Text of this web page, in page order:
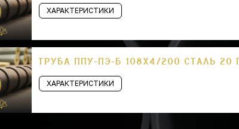
ХАРАКТЕРИСТИКИ
ТРУБА ППУ-ПЭ-Б 108Х4/200 СТАЛЬ 20
ХАРАКТЕРИСТИКИ